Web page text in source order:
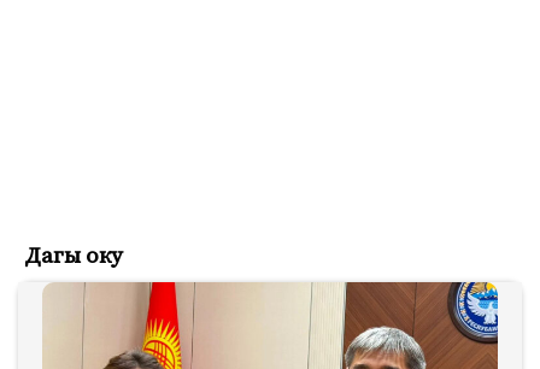
Дагы оку